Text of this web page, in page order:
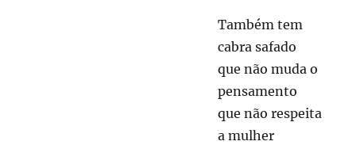
Também tem
cabra safado
que não muda o
pensamento
que não respeita
a mulher